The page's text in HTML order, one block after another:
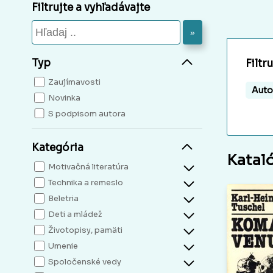
Filtrujte a vyhľadávajte
»
Typ
Zaujímavosti
Novinka
S podpisom autora
Kategória
Motivačná literatúra
Technika a remeslo
Beletria
Deti a mládež
Životopisy, pamäti
Umenie
Spoločenské vedy